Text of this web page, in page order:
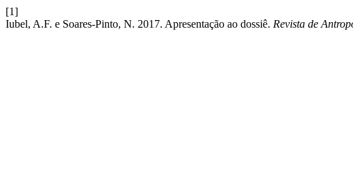
[1]
Iubel, A.F. e Soares-Pinto, N. 2017. Apresentação ao dossiê. Revista de